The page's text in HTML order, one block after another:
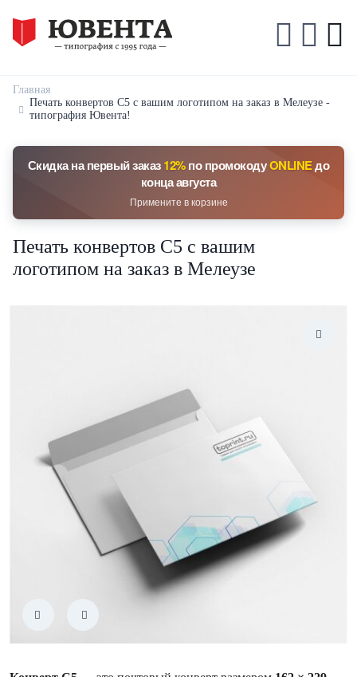
Главная
Печать конвертов С5 с вашим логотипом на заказ в Мелеузе -
типография Ювента!
Скидка на первый заказ12%по промокодуONLINEдо
конца августа
Примените в корзине
Печать конвертов С5 с вашим
логотипом на заказ в Мелеузе